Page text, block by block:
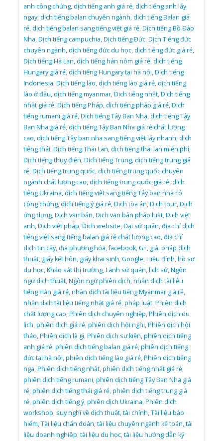
anh công chứng,dịch tiếng anh giá rẻ,dịch tiếng anh lấy
ngay,dịch tiếng balan chuyên ngành,dịch tiếng Balan giá
rẻ,dịch tiếng balan sang tiếng việt giá rẻ,Dịch tiếng Bồ Đào
Nha,Dịch tiếng campuchia,Dịch tiếng Đức,Dịch Tiếng đức
chuyên ngành,dịch tiếng đức du học,dịch tiếng đức giá rẻ,
Dịch tiếng Hà Lan,dịch tiếng hán nôm giá rẻ,dịch tiếng
Hungary giá rẻ,dịch tiếng Hungary tại hà nội,Dịch tiếng
Indonesia,Dịch tiếng lào,dịch tiếng lào giá rẻ,dịch tiếng
lào ở đâu,dịch tiếng myanmar,Dịch tiếng nhật,Dịch tiếng
nhật giá rẻ,Dịch tiếng Pháp,dịch tiếng pháp giá rẻ,Dịch
tiếng rumani giá rẻ,Dịch tiếng Tây Ban Nha,dịch tiếng Tây
Ban Nha giá rẻ,dịch tiếng Tây Ban Nha giá rẻ chất lượng
cao,dịch tiếng Tây ban nha sang tiếng việt lấy nhanh,dịch
tiếng thái,Dịch tiếng Thái Lan,dịch tiếng thái lan miễn phí,
Dịch tiếng thụy điển,Dịch tiếng Trung,dịch tiếng trung giá
rẻ,Dịch tiếng trung quốc,dịch tiếng trung quốc chuyên
ngành chất lượng cao,dịch tiếng trung quốc giá rẻ,dịch
tiếng Ukraina,dịch tiếng việt sang tiếng Tây ban nha có
công chứng,dịch tiếng ý giá rẻ,Dịch tòa án,Dịch tour,Dịch
ứng dụng,Dịch văn bản,Dịch văn bản pháp luật,Dịch việt
anh,Dịch việt pháp,Dịch website,Đại sứ quán,địa chỉ dịch
tiếng việt sang tiếng balan giá rẻ chất lượng cao,địa chỉ
dịch tin cậy,địa phương hóa,facebook,G+, giải pháp dịch
thuật, giấy kết hôn, giấy khai sinh,Google,Hiệu đính,hồ sơ
du học,Khảo sát thị trường,Lãnh sứ quán,lịch sử,Ngôn
ngữ dịch thuật,Ngôn ngữ phiên dịch,nhận dịch tài liệu
tiếng Hàn giá rẻ,nhận dịch tài liệu tiếng Myanmar giá rẻ,
nhận dịch tài liệu tiếng nhật giá rẻ,pháp luật,Phiên dịch
chất lượng cao,Phiên dịch chuyên nghiệp,Phiên dịch du
lịch,phiên dịch giá rẻ,phiên dịch hội nghị,Phiên dịch hội
thảo,Phiên dịch là gì,Phiên dịch sự kiện,phiên dịch tiếng
anh giá rẻ,phiên dịch tiếng balan giá rẻ,phiên dịch tiếng
đức tại hà nội,phiên dịch tiếng lào giá rẻ,Phiên dịch tiếng
nga,Phiên dịch tiếng nhật,phiên dịch tiếng nhật giá rẻ,
phiên dịch tiếng rumani,phiên dịch tiếng Tây Ban Nha giá
rẻ,phiên dịch tiếng thái giá rẻ,phiên dịch tiếng trung giá
rẻ,phiên dịch tiếng ý,phiên dịch Ukraina,Phiên dịch
workshop, suy nghĩ về dịch thuật,tài chính,Tài liệu bảo
hiểm,Tài liệu chẩn đoán,tài liệu chuyên ngành kế toán,tài
liệu doanh nghiêp,tài liệu du học,tài liệu hướng dẫn kỹ